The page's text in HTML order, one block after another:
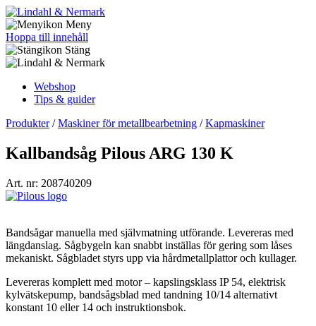
Meny
Hoppa till innehåll
Stäng
Webshop
Tips & guider
Produkter/Maskiner för metallbearbetning /Kapmaskiner
Kallbandsåg Pilous ARG 130 K
Art. nr: 208740209
Bandsågar manuella med självmatning utförande. Levereras med
längdanslag. Sågbygeln kan snabbt inställas för gering som låses
mekaniskt. Sågbladet styrs upp via hårdmetallplattor och kullager.
Levereras komplett med motor – kapslingsklass IP 54, elektrisk
kylvätskepump, bandsågsblad med tandning 10/14 alternativt
konstant 10 eller 14 och instruktionsbok.